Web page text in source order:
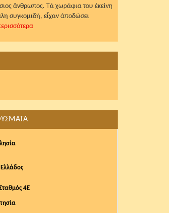
ἄνθρωπος. Τά χωράφια του ἐκείνη
συγκομιδή, εἶχαν ἀποδώσει
Ελλάδος
4Ε